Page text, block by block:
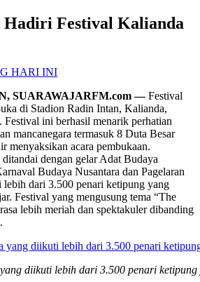
Hadiri Festival Kalianda
HARI INI
SUARAWAJARFM.com —Festival
di Stadion Radin Intan, Kalianda,
Festival ini berhasil menarik perhatian
mancanegara termasuk 8 Duta Besar
menyaksikan acara pembukaan.
dengan gelar Adat Budaya
Budaya Nusantara dan Pagelaran
dari 3.500 penari ketipung yang
Festival yang mengusung tema “The
lebih meriah dan spektakuler dibanding
diikuti lebih dari 3.500 penari